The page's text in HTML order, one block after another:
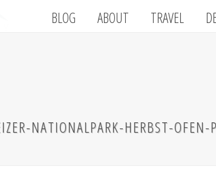
BLOG ABOUT TRAVEL
NATIONALPARK-HERBST-OFEN-